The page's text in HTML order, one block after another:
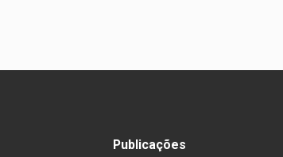
Publicações